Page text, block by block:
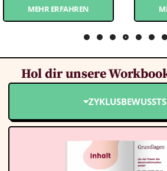
MEHR ERFAHREN
Hol dir unsere